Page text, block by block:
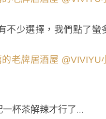
不少選擇，我們點了蠻
一杯茶解辣才行了…